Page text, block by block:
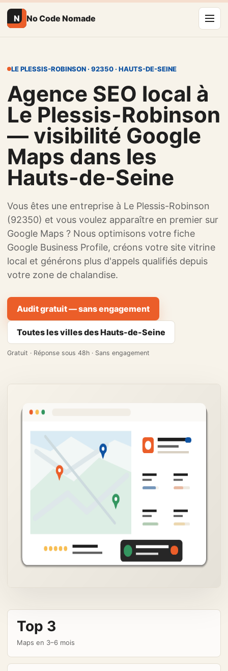
N No Code Nomade
LE PLESSIS-ROBINSON · 92350 · HAUTS-DE-SEINE
Agence SEO local à
Le Plessis-Robinson
— visibilité Google
Maps dans les
Hauts-de-Seine
Vous êtes une entreprise à Le Plessis-Robinson
(92350) et vous voulez apparaître en premier sur
Google Maps ? Nous optimisons votre fiche
Google Business Profile, créons votre site vitrine
local et générons plus d'appels qualifiés depuis
votre zone de chalandise.
Audit gratuit — sans engagement
Toutes les villes des Hauts-de-Seine
Gratuit · Réponse sous 48h · Sans engagement
Top 3
Maps en 3–6 mois